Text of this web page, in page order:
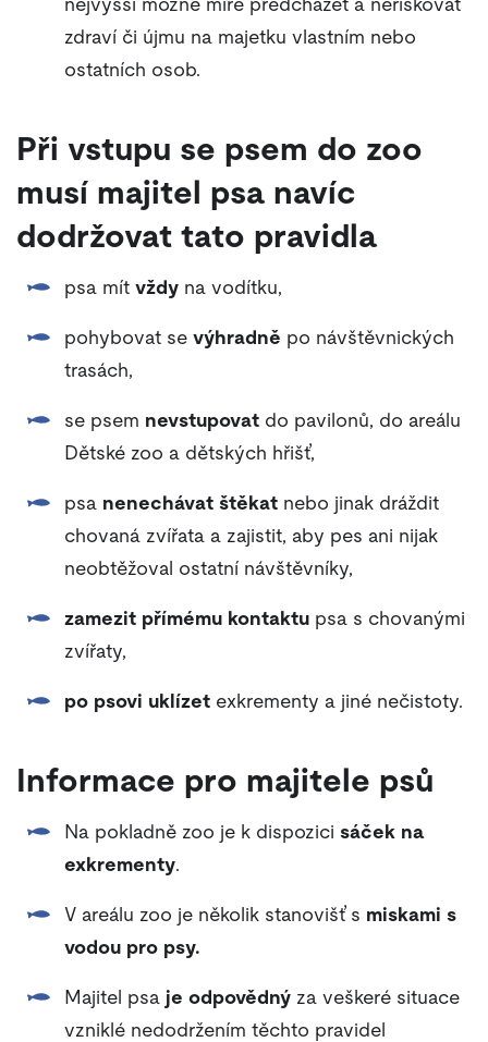
zdraví či újmu na majetku vlastním nebo
ostatních osob.
Při vstupu se psem do zoo
musí majitel psa navíc
dodržovat tato pravidla
psa mít vždy na vodítku,
pohybovat se výhradně po návštěvnických
trasách,
se psem nevstupovat do pavilonů, do areálu
Dětské zoo a dětských hřišť,
psa nenechávat štěkat nebo jinak dráždit
chovaná zvířata a zajistit, aby pes ani nijak
neobtěžoval ostatní návštěvníky,
zamezit přímému kontaktu psa s chovanými
zvířaty,
po psovi uklízet exkrementy a jiné nečistoty.
Informace pro majitele psů
Na pokladně zoo je k dispozici sáček na
exkrementy.
V areálu zoo je několik stanovišť s miskami s
vodou pro psy.
Majitel psa je odpovědný za veškeré situace
vzniklé nedodržením těchto pravidel